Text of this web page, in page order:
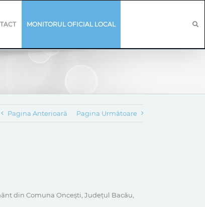
MONITORUL OFICIAL LOCAL
Pagina Anterioară Pagina Următoare
din Comuna Oncești, Județul Bacău,